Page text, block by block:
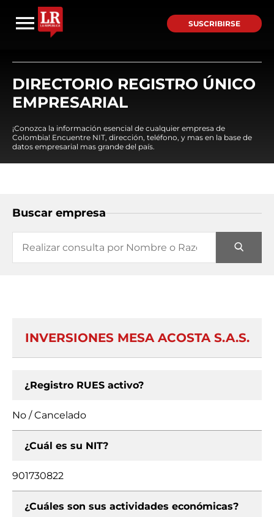
SUSCRIBIRSE
DIRECTORIO REGISTRO ÚNICO
EMPRESARIAL
¡Conozca la información esencial de cualquier empresa de
Colombia! Encuentre NIT, dirección, teléfono, y mas en la base de
datos empresarial mas grande del país.
Buscar empresa
INVERSIONES MESA ACOSTA S.A.S.
¿Registro RUES activo?
No / Cancelado
¿Cuál es su NIT?
901730822
¿Cuáles son sus actividades económicas?